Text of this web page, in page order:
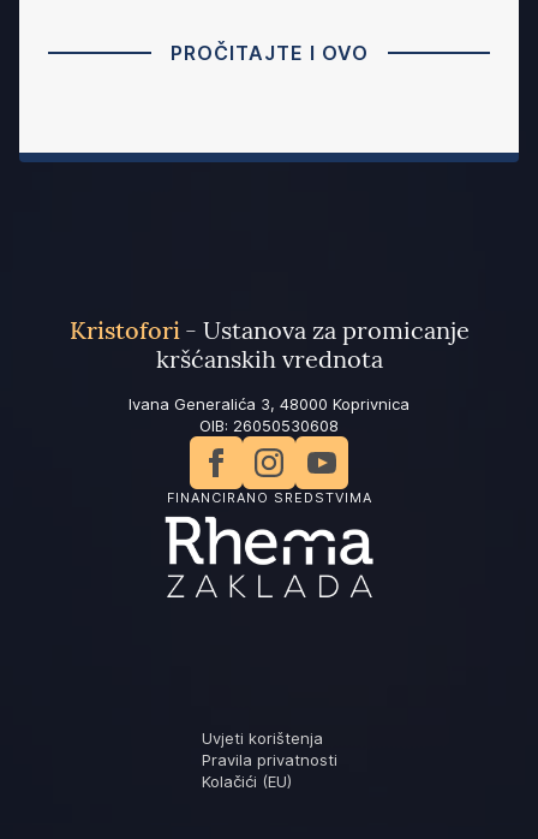
PROČITAJTE I OVO
Kristofori - Ustanova za promicanje
kršćanskih vrednota
Ivana Generalića 3, 48000 Koprivnica
OIB: 26050530608
FINANCIRANO SREDSTVIMA
Uvjeti korištenja
Pravila privatnosti
Kolačići (EU)